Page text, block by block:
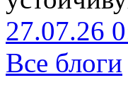
27.07.26
Все блоги